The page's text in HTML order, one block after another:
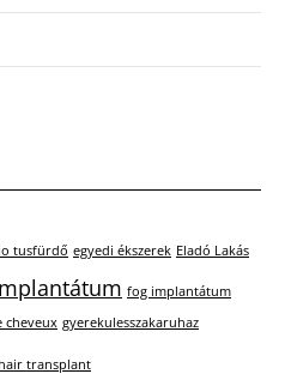
tusfürdő egyedi ékszerek Eladó Lakás
fog implantátum
cheveux gyerekulesszakaruhaz
hair transplant